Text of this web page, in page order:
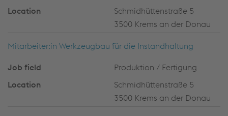
Schmidhüttenstraße 5
3500 Krems an der Donau
Mitarbeiter:in Werkzeugbau für die Instandhaltung
Produktion / Fertigung
Schmidhüttenstraße 5
3500 Krems an der Donau